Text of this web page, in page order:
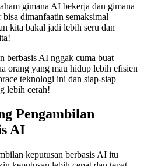
gimana AI bekerja dan gimana
dimanfaatin semaksimal
kita bakal jadi lebih seru dan
berbasis AI nggak cuma buat
orang yang mau hidup lebih efisien
teknologi ini dan siap-siap
lebih cerah!
Pengambilan
AI
keputusan berbasis AI itu